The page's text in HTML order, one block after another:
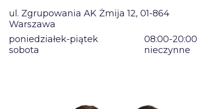
ul. Zgrupowania AK Żmija 12, 01-864
Warszawa
poniedziałek-piątek
08:00-20:00
sobota
nieczynne